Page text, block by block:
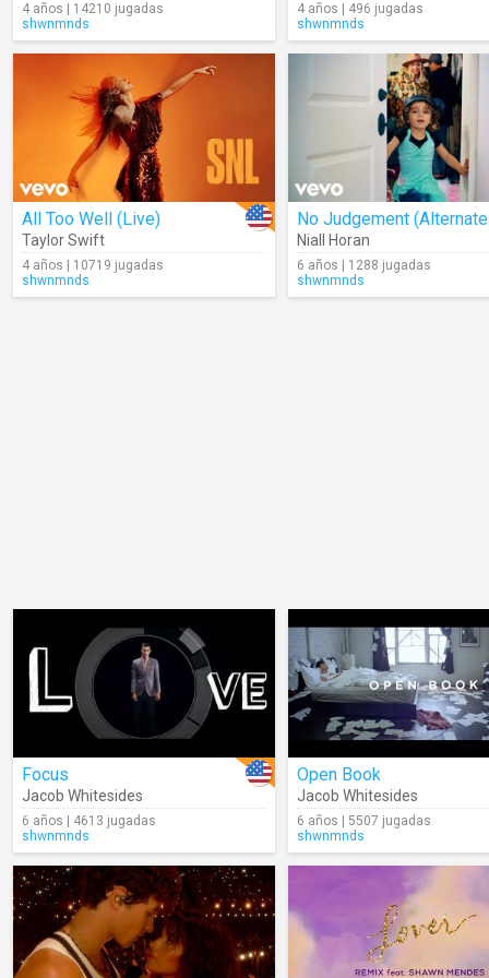
4 años | 14210 jugadas
shwnmnds
4 años | 496 jugadas
shwnmnds
All Too Well (Live)
Taylor Swift
4 años | 10719 jugadas
shwnmnds
Niall Horan
6 años | 1288 jugadas
shwnmnds
Focus
Jacob Whitesides
6 años | 4613 jugadas
shwnmnds
Open Book
Jacob Whitesides
6 años | 5507 jugadas
shwnmnds